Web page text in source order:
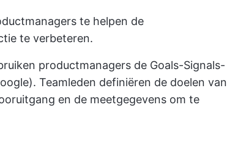
te helpen de
te verbeteren.
productmanagers de Goals-Signals-
Teamleden definiëren de doelen van
en de meetgegevens om te